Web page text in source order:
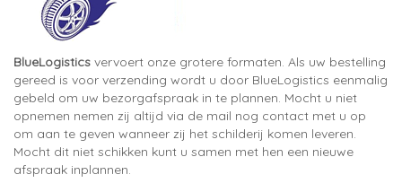
BlueLogistics vervoert onze grotere formaten. Als uw bestelling
gereed is voor verzending wordt u door BlueLogistics eenmalig
gebeld om uw bezorgafspraak in te plannen. Mocht u niet
opnemen nemen zij altijd via de mail nog contact met u op
om aan te geven wanneer zij het schilderij komen leveren.
Mocht dit niet schikken kunt u samen met hen een nieuwe
afspraak inplannen.